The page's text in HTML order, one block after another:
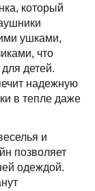
который
ушками,
что
детей.
надежную
в тепле даже
и
позволяет
одеждой.